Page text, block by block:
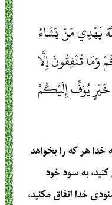
يَهْدِي مَنْ يَشَاءُ
تُنْفِقُونَ إِلَّا
خَيْرٍ يُوَفَّ إِلَيْكُمْ
خدا هر كه را بخواهد
به سود خود
خدا انفاق مكنيد،